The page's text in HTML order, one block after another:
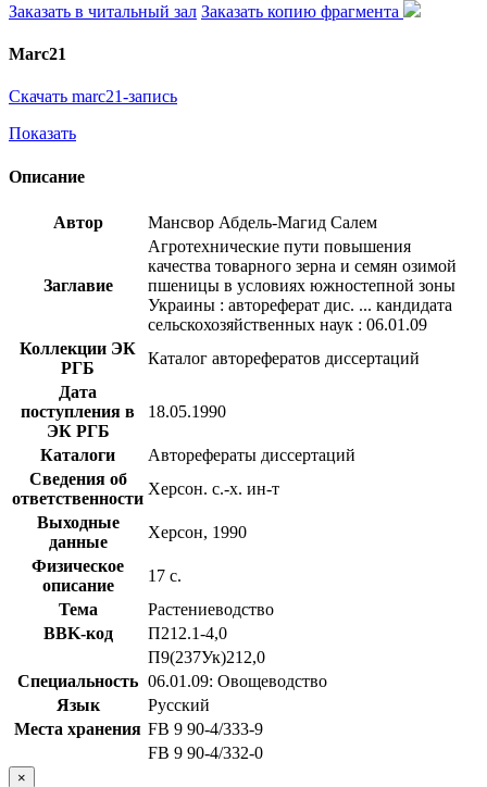
Заказать в читальный зал Заказать копию фрагмента
Marc21
Скачать marc21-запись
Показать
Описание
Автор Мансвор Абдель-Магид Салем
Заглавие
Агротехнические пути повышения
качества товарного зерна и семян озимой
пшеницы в условиях южностепной зоны
Украины : автореферат дис. ... кандидата
сельскохозяйственных наук : 06.01.09
Коллекции ЭК
РГБ
Каталог авторефератов диссертаций
Дата
поступления в
ЭК РГБ
18.05.1990
Каталоги
Авторефераты диссертаций
Сведения об
ответственности
Херсон. с.-х. ин-т
Выходные
данные
Херсон, 1990
Физическое
описание
17 с.
Тема
Растениеводство
BBK-код
П212.1-4,0
П9(237Ук)212,0
Специальность 06.01.09: Овощеводство
Язык
Русский
Места хранения FB 9 90-4/333-9
FB 9 90-4/332-0
×